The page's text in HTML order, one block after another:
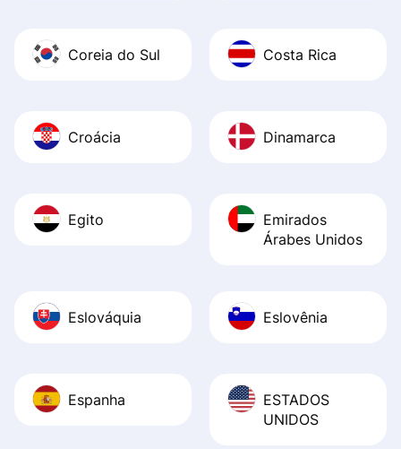
Coreia do Sul Costa Rica
Croácia Dinamarca
Egito
Emirados
Árabes Unidos
Eslováquia Eslovênia
Espanha
ESTADOS
UNIDOS